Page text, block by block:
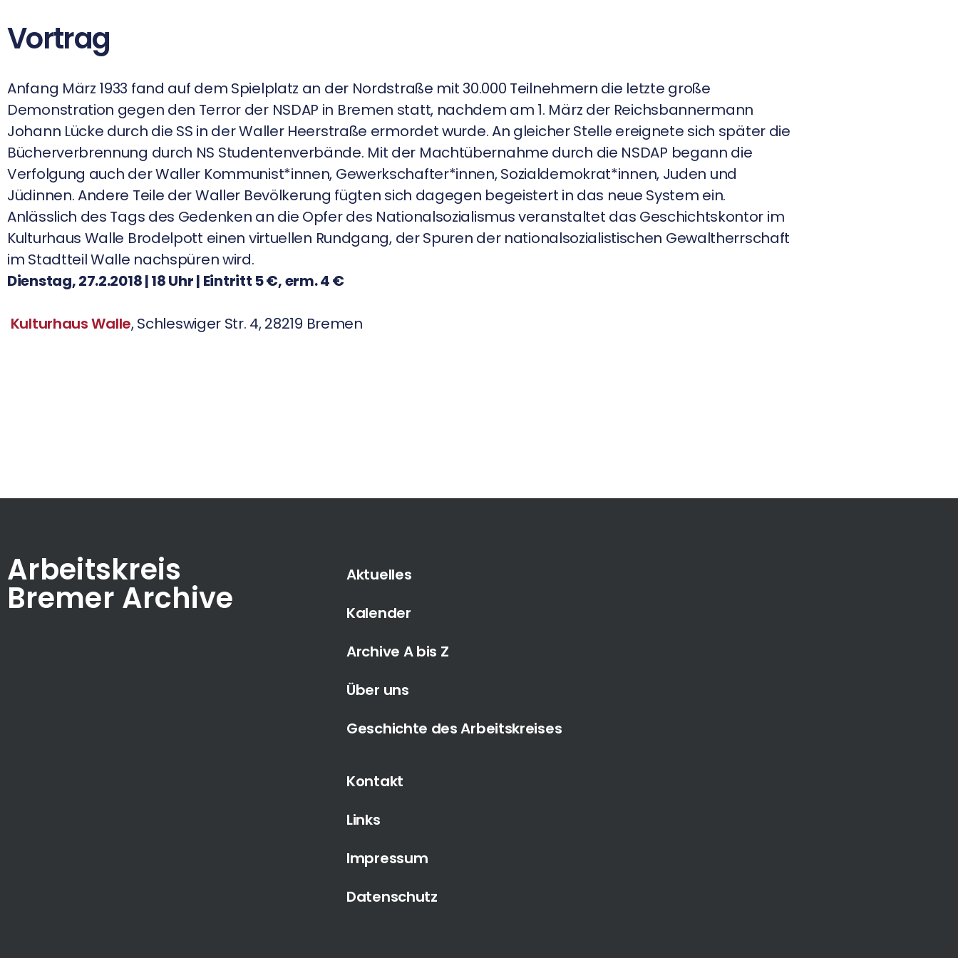
Vortrag
Anfang März 1933 fand auf dem Spielplatz an der Nordstraße mit 30.000 Teilnehmern die letzte große
Demonstration gegen den Terror der NSDAP in Bremen statt, nachdem am 1. März der Reichsbannermann
Johann Lücke durch die SS in der Waller Heerstraße ermordet wurde. An gleicher Stelle ereignete sich später die
Bücherverbrennung durch NS Studentenverbände. Mit der Machtübernahme durch die NSDAP begann die
Verfolgung auch der Waller Kommunist*innen, Gewerkschafter*innen, Sozialdemokrat*innen, Juden und
Jüdinnen. Andere Teile der Waller Bevölkerung fügten sich dagegen begeistert in das neue System ein.
Anlässlich des Tags des Gedenken an die Opfer des Nationalsozialismus veranstaltet das Geschichtskontor im
Kulturhaus Walle Brodelpott einen virtuellen Rundgang, der Spuren der nationalsozialistischen Gewaltherrschaft
im Stadtteil Walle nachspüren wird.
Dienstag, 27.2.2018 | 18 Uhr | Eintritt 5 €, erm. 4 €
Kulturhaus Walle, Schleswiger Str. 4, 28219 Bremen
Arbeitskreis
Bremer Archive
Aktuelles
Kalender
Archive A bis Z
Über uns
Geschichte des Arbeitskreises
Kontakt
Links
Impressum
Datenschutz